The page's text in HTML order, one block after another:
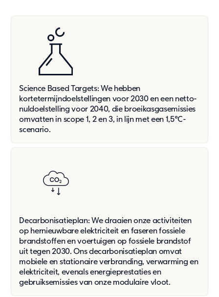
Kinderopvang
Onderwijs
Ouderenzorg
Wonen
Duurzaamheid
Duurzaamheid
Updates
Blog
Nieuws
Science Based Targets: We hebben
kortetermijndoelstellingen voor 2030 en een netto-
nuldoelstelling voor 2040, die broeikasgasemissies
omvatten in scope 1, 2 en 3, in lijn met een 1,5°C-
scenario.
Decarbonisatieplan: We draaien onze activiteiten
op hernieuwbare elektriciteit en faseren fossiele
brandstoffen en voertuigen op fossiele brandstof
uit tegen 2030. Ons decarbonisatieplan omvat
mobiele en stationaire verbranding, verwarming en
elektriciteit, evenals energieprestaties en
gebruiksemissies van onze modulaire vloot.